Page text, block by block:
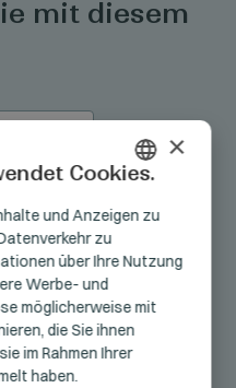
mit diesem
HUNGARIAN
GERMAN
ENGLISH
×
Cookies.
und Anzeigen zu
zu
über Ihre Nutzung
Werbe- und
möglicherweise mit
die Sie ihnen
im Rahmen Ihrer
haben.